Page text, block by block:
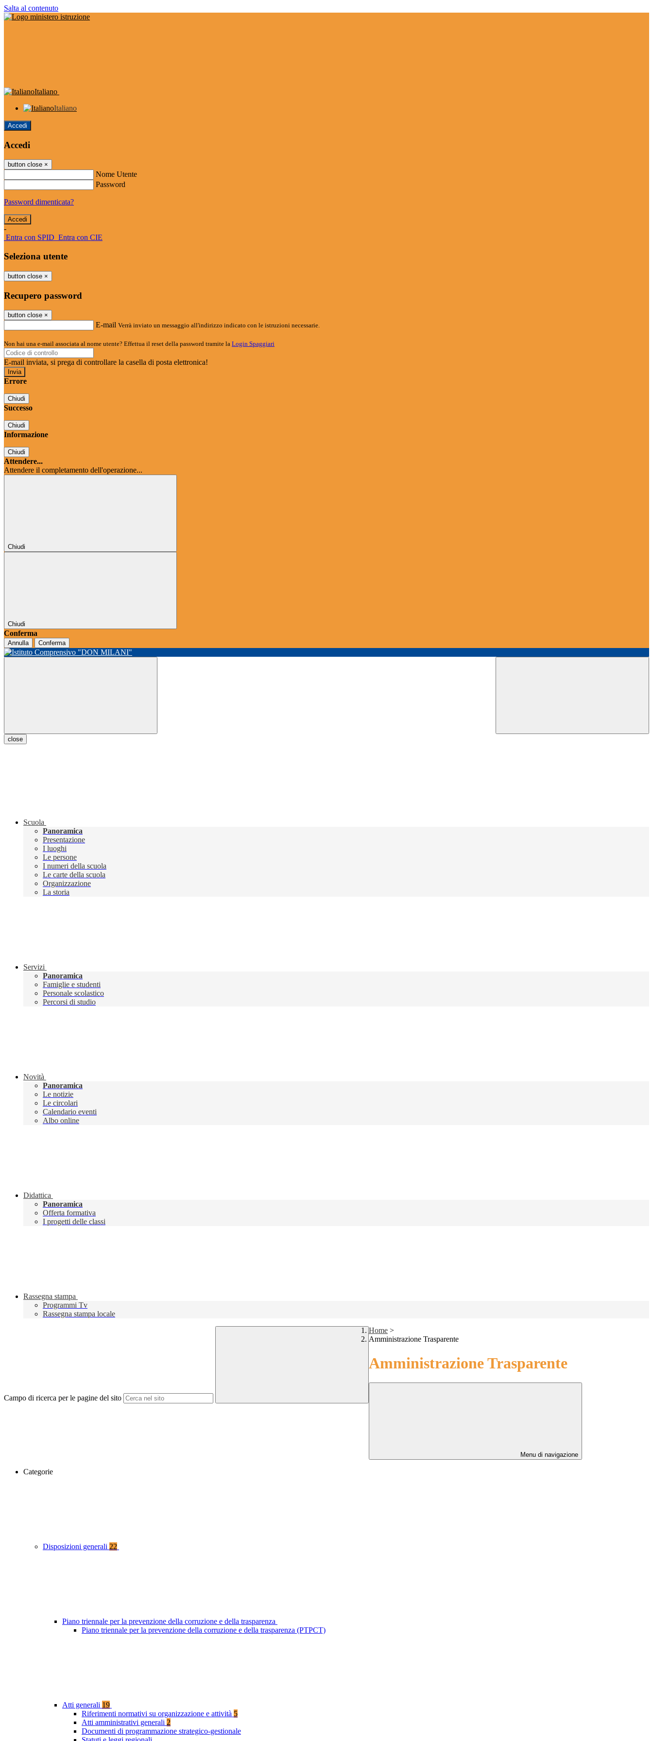
Salta al contenuto
Italiano
Italiano
Accedi
Accedi
button close ×
Nome Utente
Password
Password dimenticata?
-
Entra con SPID Entra con CIE
Seleziona utente
button close ×
Recupero password
button close ×
E-mail Verrà inviato un messaggio all'indirizzo indicato con le istruzioni necessarie.
Non hai una e-mail associata al nome utente? Effettua il reset della password tramite la Login Spaggiari
E-mail inviata, si prega di controllare la casella di posta elettronica!
Errore
Chiudi
Successo
Chiudi
Informazione
Chiudi
Attendere...
Attendere il completamento dell'operazione...
Chiudi
Chiudi
Conferma
Annulla Conferma
close
Scuola
Panoramica
Presentazione
I luoghi
Le persone
I numeri della scuola
Le carte della scuola
Organizzazione
La storia
Servizi
Panoramica
Famiglie e studenti
Personale scolastico
Percorsi di studio
Novità
Panoramica
Le notizie
Le circolari
Calendario eventi
Albo online
Didattica
Panoramica
Offerta formativa
I progetti delle classi
Rassegna stampa
Programmi Tv
Rassegna stampa locale
Campo di ricerca per le pagine del sito
Home >
Amministrazione Trasparente
Amministrazione Trasparente
Menu di navigazione
Categorie
Disposizioni generali 22
Piano triennale per la prevenzione della corruzione e della trasparenza
Piano triennale per la prevenzione della corruzione e della trasparenza (PTPCT)
Atti generali 19
Riferimenti normativi su organizzazione e attività 5
Atti amministrativi generali 2
Documenti di programmazione strategico-gestionale